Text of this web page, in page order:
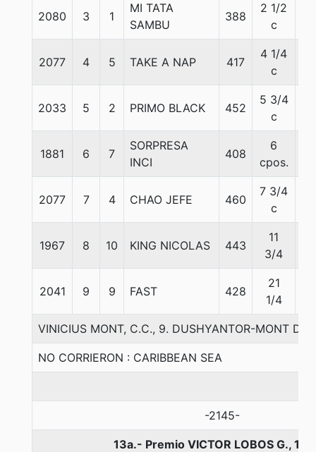
2080 3 1
MI TATA
SAMBU
388
2 1/2
c
2077 4 5 TAKE A NAP 417
4 1/4
c
2033 5 2 PRIMO BLACK 452
5 3/4
c
1881 6 7
SORPRESA
INCI
408
6
cpos.
2077 7 4 CHAO JEFE 460
7 3/4
c
1967 8 10 KING NICOLAS 443
11
3/4
2041 9 9 FAST 428
21
1/4
VINICIUS MONT, C.C., 9. DUSHYANTOR-MONT
NO CORRIERON : CARIBBEAN SEA
-2145-
13a.- Premio VICTOR LOBOS G.,